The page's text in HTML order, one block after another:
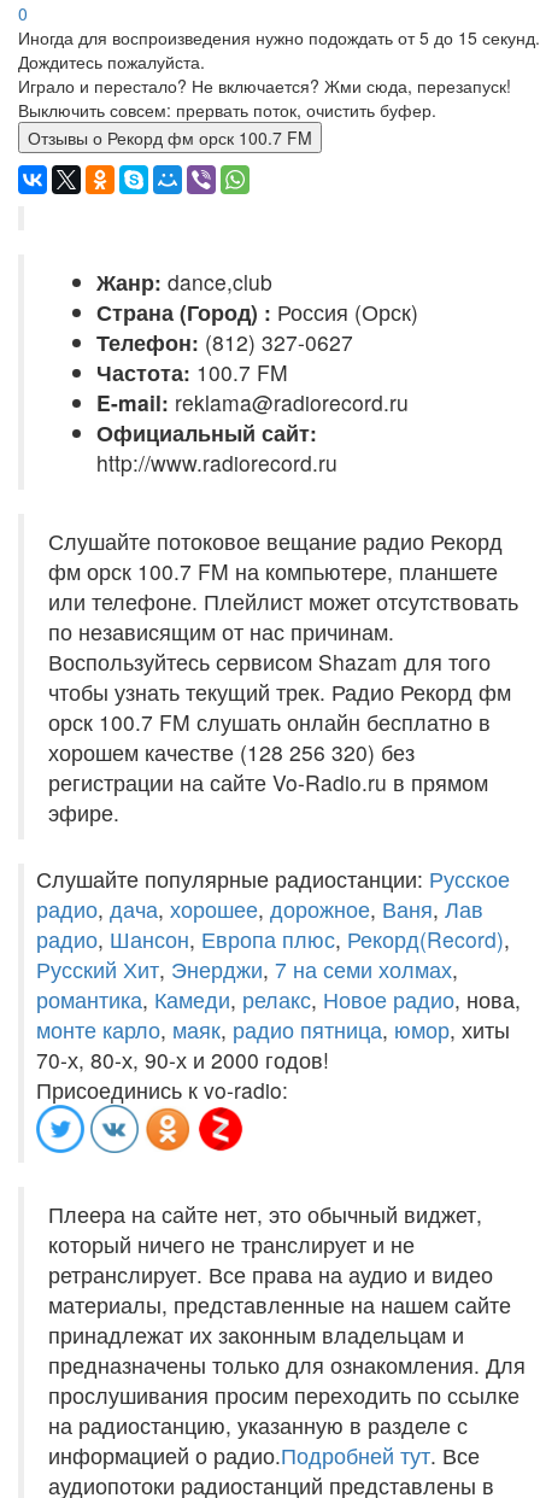
0
Иногда для воспроизведения нужно подождать от 5 до 15 секунд.
Дождитесь пожалуйста.
Играло и перестало? Не включается? Жми сюда, перезапуск!
Выключить совсем: прервать поток, очистить буфер.
Отзывы о Рекорд фм орск 100.7 FM
Жанр: dance,club
Страна (Город) : Россия (Орск)
Телефон: (812) 327-0627
Частота: 100.7 FM
E-mail: reklama@radiorecord.ru
Официальный сайт:
http://www.radiorecord.ru
Слушайте потоковое вещание радио Рекорд
фм орск 100.7 FM на компьютере, планшете
или телефоне. Плейлист может отсутствовать
по независящим от нас причинам.
Воспользуйтесь сервисом Shazam для того
чтобы узнать текущий трек. Радио Рекорд фм
орск 100.7 FM слушать онлайн бесплатно в
хорошем качестве (128 256 320) без
регистрации на сайте Vo-Radio.ru в прямом
эфире.
Слушайте популярные радиостанции: Русское
радио, дача, хорошее, дорожное, Ваня, Лав
радио, Шансон, Европа плюс, Рекорд(Record),
Русский Хит, Энерджи, 7 на семи холмах,
романтика, Камеди, релакс, Новое радио, нова,
монте карло, маяк, радио пятница, юмор, хиты
70-х, 80-х, 90-х и 2000 годов!
Присоединись к vo-radio:
Плеера на сайте нет, это обычный виджет,
который ничего не транслирует и не
ретранслирует. Все права на аудио и видео
материалы, представленные на нашем сайте
принадлежат их законным владельцам и
предназначены только для ознакомления. Для
прослушивания просим переходить по ссылке
на радиостанцию, указанную в разделе с
информацией о радио.Подробней тут. Все
аудиопотоки радиостанций представлены в